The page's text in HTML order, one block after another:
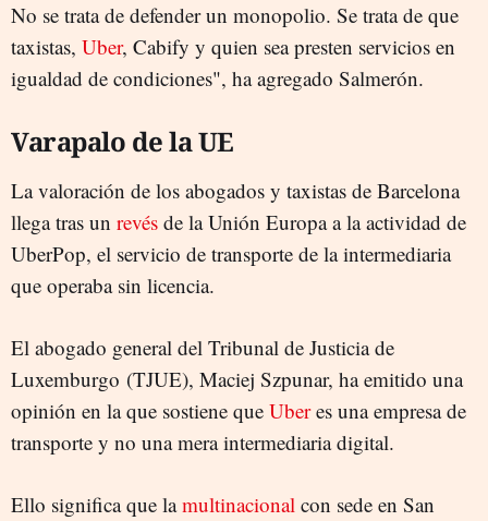
No se trata de defender un monopolio. Se trata de que
taxistas, Uber, Cabify y quien sea presten servicios en
igualdad de condiciones", ha agregado Salmerón.
Varapalo de la UE
La valoración de los abogados y taxistas de Barcelona
llega tras un revés de la Unión Europa a la actividad de
UberPop, el servicio de transporte de la intermediaria
que operaba sin licencia.
El abogado general del Tribunal de Justicia de
Luxemburgo (TJUE), Maciej Szpunar, ha emitido una
opinión en la que sostiene que Uberes una empresa de
transporte y no una mera intermediaria digital.
Ello significa que lamultinacional con sede en San